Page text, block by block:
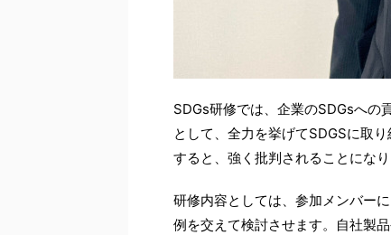
SDGs研修では、企業のSDGsへの
として、全力を挙げてSDGSに取
すると、強く批判されることになり
研修内容としては、参加メンバー
例を交えて検討させます。自社製